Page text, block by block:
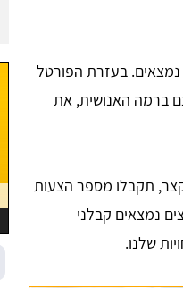
נמצאים. בעזרת הפורטל
ברמה האנושית, את
תקבלו מספר הצעות
נמצאים קבלני
שלנו.